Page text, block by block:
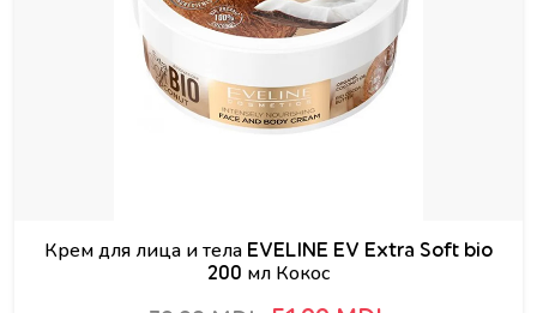
Крем для лица и тела EVELINE EV Extra Soft bio
200 мл Кокос